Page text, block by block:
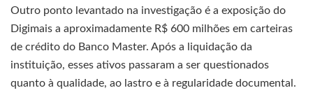
Outro ponto levantado na investigação é a exposição do
Digimais a aproximadamente R$ 600 milhões em carteiras
de crédito do Banco Master. Após a liquidação da
instituição, esses ativos passaram a ser questionados
quanto à qualidade, ao lastro e à regularidade documental.